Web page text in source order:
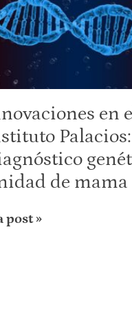
en
Palacios:
de mama
post »